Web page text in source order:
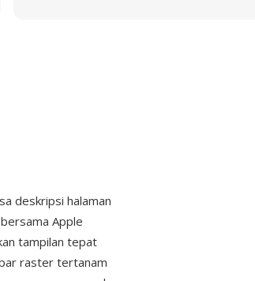
deskripsi halaman
Apple
tampilan tepat
raster tertanam